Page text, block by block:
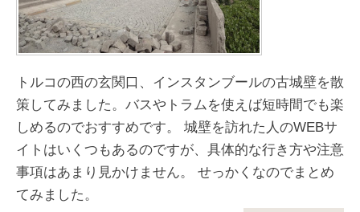
トルコの西の玄関口、インスタンブールの古城壁を散
策してみました。バスやトラムを使えば短時間でも楽
しめるのでおすすめです。 城壁を訪れた人のWEBサ
イトはいくつもあるのですが、具体的な行き方や注意
事項はあまり見かけません。 せっかくなのでまとめ
てみました。